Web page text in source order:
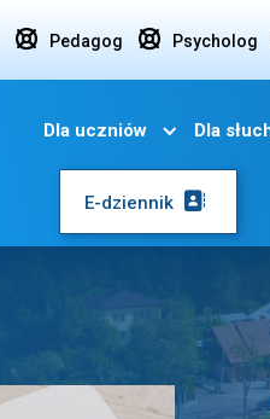
 Pedagog  Psycholog
Dla uczniów Dla
E-dziennik 